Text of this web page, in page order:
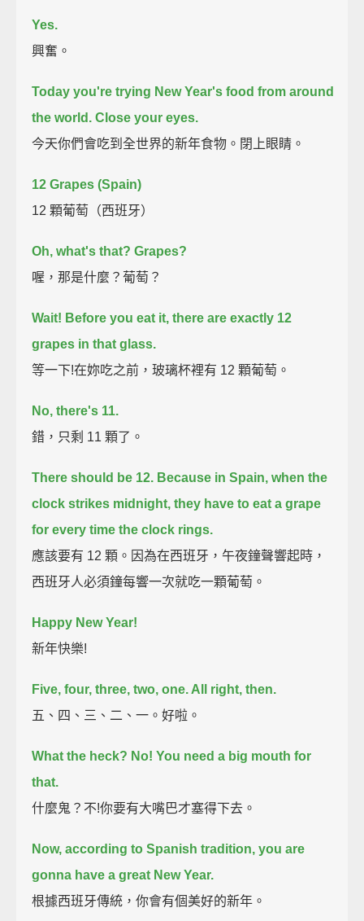
Yes.
興奮。
Today you're trying New Year's food from around
the world. Close your eyes.
今天你們會吃到全世界的新年食物。閉上眼睛。
12 Grapes (Spain)
12 顆葡萄（西班牙）
Oh, what's that? Grapes?
喔，那是什麼？葡萄？
Wait! Before you eat it, there are exactly 12
grapes in that glass.
等一下!在妳吃之前，玻璃杯裡有 12 顆葡萄。
No, there's 11.
錯，只剩 11 顆了。
There should be 12. Because in Spain, when the
clock strikes midnight, they have to eat a grape
for every time the clock rings.
應該要有 12 顆。因為在西班牙，午夜鐘聲響起時，
西班牙人必須鐘每響一次就吃一顆葡萄。
Happy New Year!
新年快樂!
Five, four, three, two, one. All right, then.
五、四、三、二、一。好啦。
What the heck? No! You need a big mouth for
that.
什麼鬼？不!你要有大嘴巴才塞得下去。
Now, according to Spanish tradition, you are
gonna have a great New Year.
根據西班牙傳統，你會有個美好的新年。